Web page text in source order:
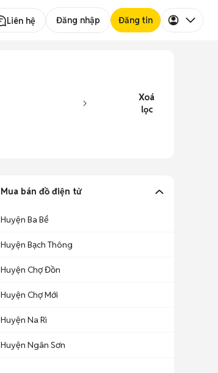
Liên hệ Đăng nhập Đăng tin
Xoá
lọc
Mua bán đồ điện tử
Huyện Ba Bể
Huyện Bạch Thông
Huyện Chợ Đồn
Huyện Chợ Mới
Huyện Na Rì
Huyện Ngân Sơn